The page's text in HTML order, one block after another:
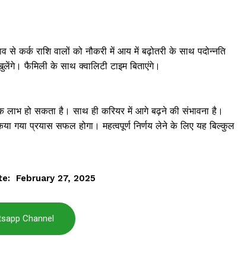
Company
कर्क राशि वालों को नौकरी में आय में बढ़ोतरी के साथ पदोन्नति
फैमिली के साथ क्वालिटी टाइम बिताएंगे।
लाभ हो सकता है। साथ ही करियर में आगे बढ़ने की संभावना है।
गया प्रयास सफल होगा। महत्वपूर्ण निर्णय लेने के लिए यह बिल्कुल
February 27, 2025
Channel